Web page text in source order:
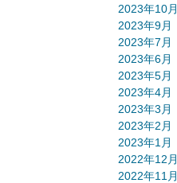
2023年10月
2023年9月
2023年7月
2023年6月
2023年5月
2023年4月
2023年3月
2023年2月
2023年1月
2022年12月
2022年11月